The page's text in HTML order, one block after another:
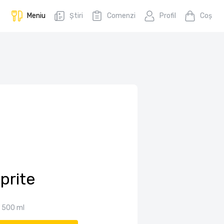
Meniu Știri Comenzi Profil Coş
500 ml